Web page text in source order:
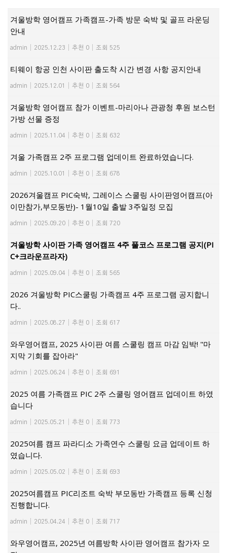
겨울방학 영어캠프 가족캠프-가족 방문 숙박 및 골프 라운딩
안내
admin 2025.12.23 추천 0 조회 525
티웨이 항공 인천 사이판 출도착 시간 변경 사항 공지안내
admin 2025.12.01 추천 0 조회 564
겨울방학 영어캠프 참가 이벤트-마리아나 관광청 후원 보스턴
가방 선물 증정
admin 2025.11.04 추천 0 조회 632
겨울 가족캠프 2주 프로그램 업데이트 완료하였습니다.
admin 2025.10.01 추천 0 조회 678
2026겨울캠프 PIC숙박, 그레이스 스쿨링 사이판영어캠프(아
이만참가,부모동반)- 1월10일 출발 3주일정 모집
admin 2025.09.20 추천 0 조회 720
겨울방학 사이판 가족 영어캠프 4주 풀코스 프로그램 공지(PI
C+크라운프라자)
admin 2025.09.04 추천 0 조회 565
2026 겨울방학 PIC스쿨링 가족캠프 4주 프로그램 공지합니
다..
admin 2025.08.27 추천 0 조회 617
와우영어캠프, 2025 사이판 여름 스쿨링 캠프 마감 임박! "마
지막 기회를 잡아라"
admin 2025.06.24 추천 0 조회 691
2025 여름 가족캠프 PIC 2주 스쿨링 영어캠프 업데이트 하였
습니다
admin 2025.05.21 추천 0 조회 773
2025여름 캠프 파라디소 가족연수 스쿨링 요금 업데이트 하
였습니다.
admin 2025.05.02 추천 0 조회 693
2025여름캠프 PIC리조트 숙박 부모동반 가족캠프 등록 신청
진행합니다.
admin 2025.04.24 추천 0 조회 717
와우영어캠프, 2025년 여름방학 사이판 영어캠프 참가자 모